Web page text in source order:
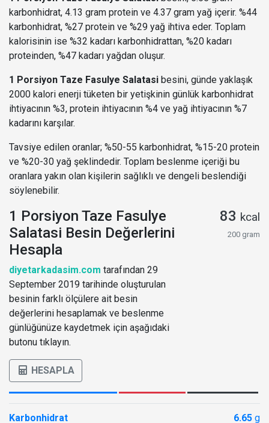
karbonhidrat, 4.13 gram protein ve 4.37 gram yağ içerir. %44
karbonhidrat, %27 protein ve %29 yağ ihtiva eder. Toplam
kalorisinin ise %32 kadarı karbonhidrattan, %20 kadarı
proteinden, %47 kadarı yağdan oluşur.
1 Porsiyon Taze Fasulye Salatasi besini, günde yaklaşık
2000 kalori enerji tüketen bir yetişkinin günlük karbonhidrat
ihtiyacının %3, protein ihtiyacının %4 ve yağ ihtiyacının %7
kadarını karşılar.
Tavsiye edilen oranlar; %50-55 karbonhidrat, %15-20 protein
ve %20-30 yağ şeklindedir. Toplam beslenme içeriği bu
oranlara yakın olan kişilerin sağlıklı ve dengeli beslendiği
söylenebilir.
1 Porsiyon Taze Fasulye
Salatasi Besin Değerlerini
Hesapla
diyetarkadasim.com tarafından 29
September 2019 tarihinde oluşturulan
besinin farklı ölçülere ait besin
değerlerini hesaplamak ve beslenme
günlüğünüze kaydetmek için aşağıdaki
butonu tıklayın.
HESAPLA
83 kcal
200 gram
Karbonhidrat 6.65 g